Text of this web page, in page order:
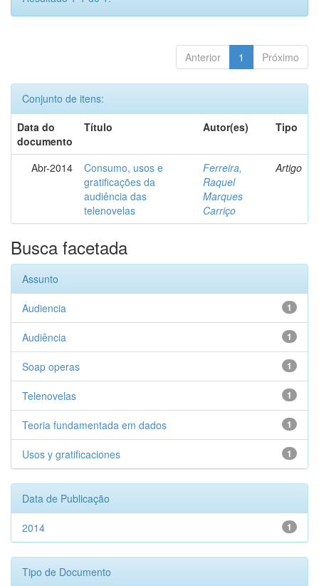
Anterior 1 Próximo
Conjunto de itens:
Data do
documento
Título Autor(es) Tipo
Abr-2014
Consumo, usos e
gratificações da
audiência das
telenovelas
Ferreira,
Raquel
Marques
Carriço
Artigo
Busca facetada
Assunto
1
Audiencia
1
Audiência
1
Soap operas
1
Telenovelas
1
Teoria fundamentada em dados
1
Usos y gratificaciones
Data de Publicação
1
2014
Tipo de Documento